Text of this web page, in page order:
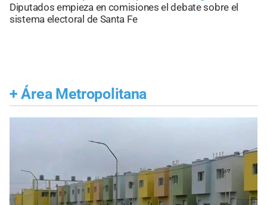
Diputados empieza en comisiones el debate sobre el
sistema electoral de Santa Fe
+ Área Metropolitana